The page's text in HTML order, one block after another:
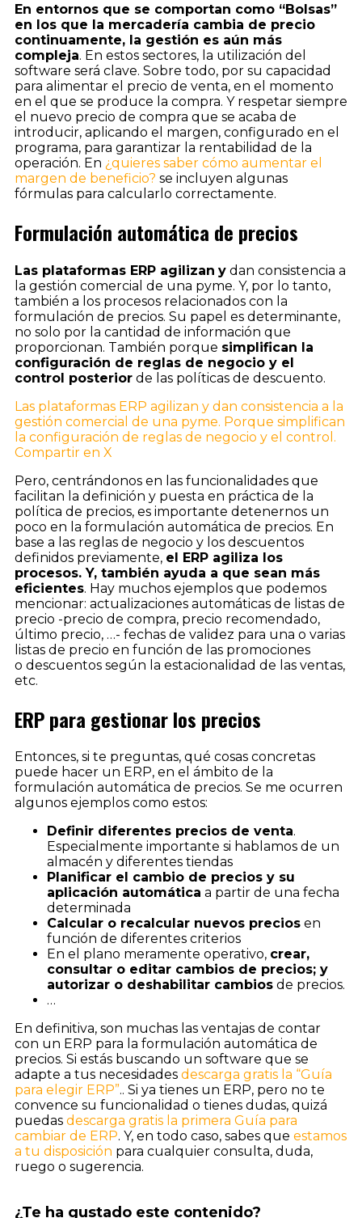
En entornos que se comportan como “Bolsas”
en los que la mercadería cambia de precio
continuamente, la gestión es aún más
compleja. En estos sectores, la utilización del
software será clave. Sobre todo, por su capacidad
para alimentar el precio de venta, en el momento
en el que se produce la compra. Y respetar siempre
el nuevo precio de compra que se acaba de
introducir, aplicando el margen, configurado en el
programa, para garantizar la rentabilidad de la
operación. En ¿quieres saber cómo aumentar el
margen de beneficio? se incluyen algunas
fórmulas para calcularlo correctamente.
Formulación automática de precios
Las plataformas ERP agilizan y dan consistencia a
la gestión comercial de una pyme. Y, por lo tanto,
también a los procesos relacionados con la
formulación de precios. Su papel es determinante,
no solo por la cantidad de información que
proporcionan. También porque simplifican la
configuración de reglas de negocio y el
control posterior de las políticas de descuento.
Las plataformas ERP agilizan y dan consistencia a la
gestión comercial de una pyme. Porque simplifican
la configuración de reglas de negocio y el control.
Compartir en X
Pero, centrándonos en las funcionalidades que
facilitan la definición y puesta en práctica de la
política de precios, es importante detenernos un
poco en la formulación automática de precios. En
base a las reglas de negocio y los descuentos
definidos previamente, el ERP agiliza los
procesos. Y, también ayuda a que sean más
eficientes. Hay muchos ejemplos que podemos
mencionar: actualizaciones automáticas de listas de
precio -precio de compra, precio recomendado,
último precio, …- fechas de validez para una o varias
listas de precio en función de las promociones
o descuentos según la estacionalidad de las ventas,
etc.
ERP para gestionar los precios
Entonces, si te preguntas, qué cosas concretas
puede hacer un ERP, en el ámbito de la
formulación automática de precios. Se me ocurren
algunos ejemplos como estos:
Definir diferentes precios de venta.
Especialmente importante si hablamos de un
almacén y diferentes tiendas
Planificar el cambio de precios y su
aplicación automática a partir de una fecha
determinada
Calcular o recalcular nuevos precios en
función de diferentes criterios
En el plano meramente operativo, crear,
consultar o editar cambios de precios; y
autorizar o deshabilitar cambios de precios.
…
En definitiva, son muchas las ventajas de contar
con un ERP para la formulación automática de
precios. Si estás buscando un software que se
adapte a tus necesidades descarga gratis la “Guía
para elegir ERP”.. Si ya tienes un ERP, pero no te
convence su funcionalidad o tienes dudas, quizá
puedas descarga gratis la primera Guía para
cambiar de ERP. Y, en todo caso, sabes que estamos
a tu disposición para cualquier consulta, duda,
ruego o sugerencia.
¿Te ha gustado este contenido?